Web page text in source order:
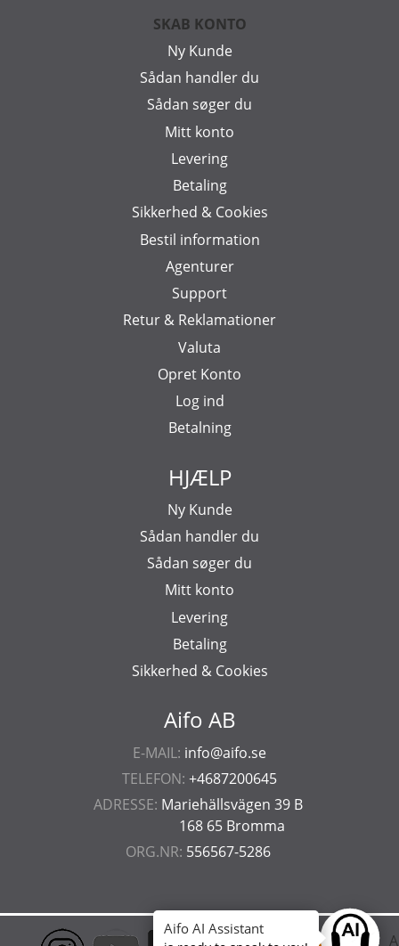
Aifo AB
E-MAIL: info@aifo.se
TELEFON: +4687200645
ADRESSE: Mariehällsvägen 39 B
168 65 Bromma
ORG.NR: 556567-5286
SKAB KONTO
Ny Kunde
Sådan handler du
Sådan søger du
Mitt konto
Levering
Betaling
Sikkerhed & Cookies
Bestil information
Agenturer
Support
Retur & Reklamationer
Valuta
Opret Konto
Log ind
Betalning
HJÆLP
Ny Kunde
Sådan handler du
Sådan søger du
Mitt konto
Levering
Betaling
Sikkerhed & Cookies
Ask
Aifo AI Assistant